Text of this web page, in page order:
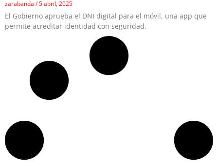
zarabanda 5 abril, 2025
El Gobierno aprueba el DNI digital para el móvil, una app que
permite acreditar identidad con seguridad.